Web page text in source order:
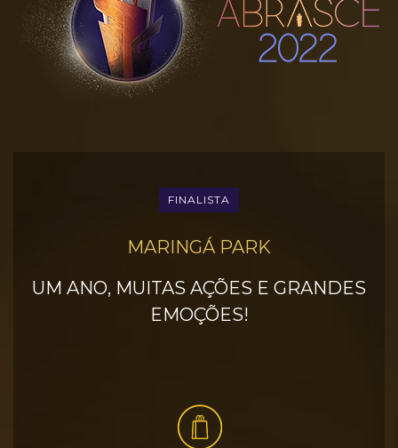
FINALISTA
MARINGÁ PARK
UM ANO, MUITAS AÇÕES E GRANDES
EMOÇÕES!